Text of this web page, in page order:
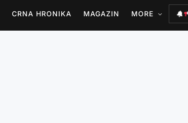
CRNA HRONIKA MAGAZIN MORE